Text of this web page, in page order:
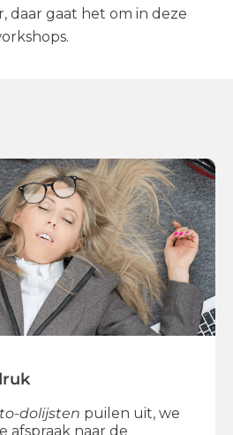
daar gaat het om in deze
to-dolijsten puilen uit, we
afspraak naar de